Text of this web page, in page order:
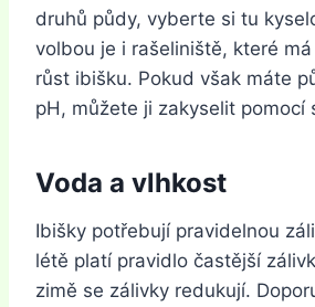
druhů půdy, vyberte si tu
volbou je i rašeliniště, které
růst ibišku. Pokud však máte
pH, můžete ji zakyselit pomocí
Voda a vlhkost
Ibišky potřebují pravidelnou
létě platí pravidlo častější
zimě se zálivky redukují.